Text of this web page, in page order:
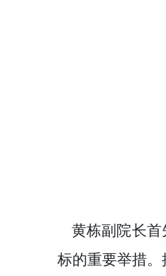
黄栋副院长首
标的重要举措